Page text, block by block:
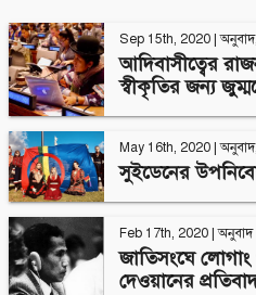
Sep 15th, 2020 |অনুবাদ
আদিবাসীত্বের
স্বীকৃতির জন্য
May 16th, 2020 |অনুবাদ
সুইডেনের
Feb 17th, 2020 |অনুবাদ
জাতিসংঘে লোগাং
দেওয়ানের